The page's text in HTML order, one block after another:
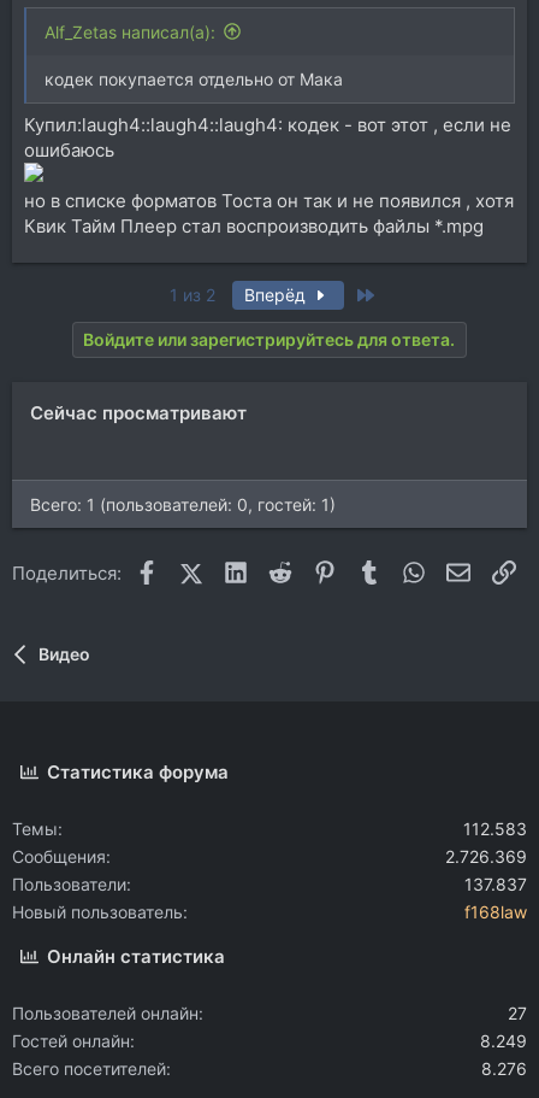
Alf_Zetas написал(а):
кодек покупается отдельно от Мака
Купил:laugh4::laugh4::laugh4: кодек - вот этот , если не
ошибаюсь
но в списке форматов Тоста он так и не появился , хотя
Квик Тайм Плеер стал воспроизводить файлы *.mpg
1 из 2 Вперёд
Войдите или зарегистрируйтесь для ответа.
Сейчас просматривают
Всего: 1 (пользователей: 0, гостей: 1)
Поделиться: FacebookX (Twitter)
LinkedIn
Reddit Pinterest
Tumblr WhatsApp
Видео
Статистика форума
Темы
112.583
Сообщения
2.726.369
Пользователи
137.837
Новый пользователь
f168law
Онлайн статистика
Пользователей онлайн
27
Гостей онлайн
8.249
Всего посетителей
8.276